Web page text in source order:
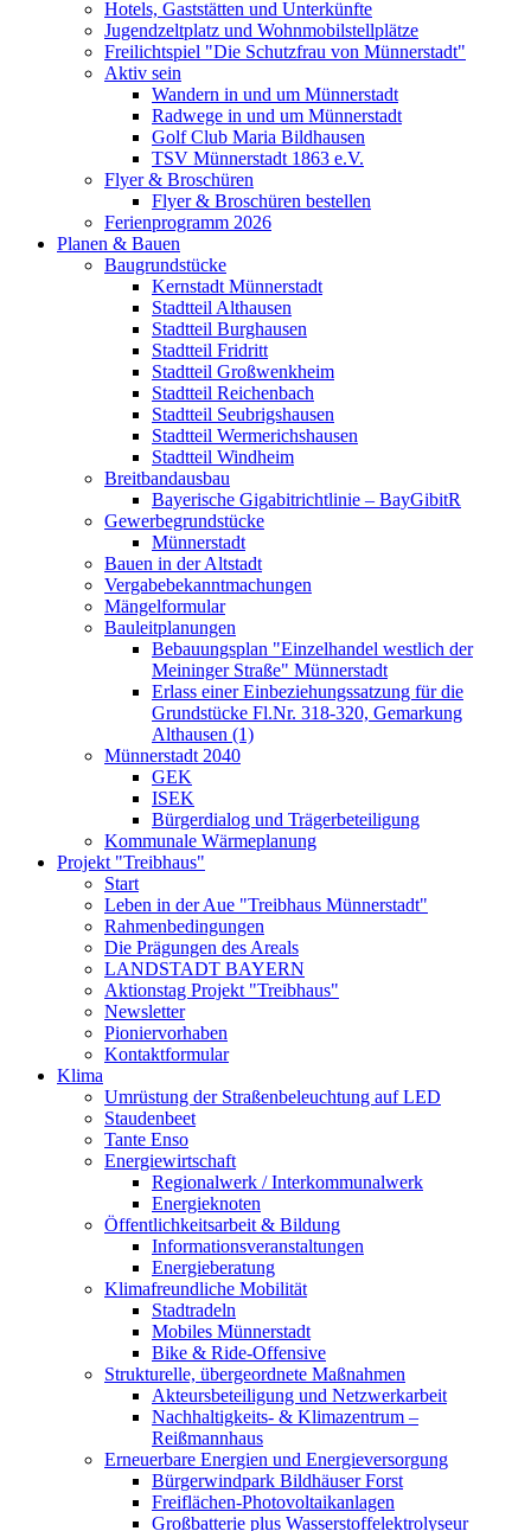
Hotels, Gaststätten und Unterkünfte
Jugendzeltplatz und Wohnmobilstellplätze
Freilichtspiel "Die Schutzfrau von Münnerstadt"
Aktiv sein
Wandern in und um Münnerstadt
Radwege in und um Münnerstadt
Golf Club Maria Bildhausen
TSV Münnerstadt 1863 e.V.
Flyer & Broschüren
Flyer & Broschüren bestellen
Ferienprogramm 2026
Planen & Bauen
Baugrundstücke
Kernstadt Münnerstadt
Stadtteil Althausen
Stadtteil Burghausen
Stadtteil Fridritt
Stadtteil Großwenkheim
Stadtteil Reichenbach
Stadtteil Seubrigshausen
Stadtteil Wermerichshausen
Stadtteil Windheim
Breitbandausbau
Bayerische Gigabitrichtlinie – BayGibitR
Gewerbegrundstücke
Münnerstadt
Bauen in der Altstadt
Vergabebekanntmachungen
Mängelformular
Bauleitplanungen
Bebauungsplan "Einzelhandel westlich der
Meininger Straße" Münnerstadt
Erlass einer Einbeziehungssatzung für die
Grundstücke Fl.Nr. 318-320, Gemarkung
Althausen (1)
Münnerstadt 2040
GEK
ISEK
Bürgerdialog und Trägerbeteiligung
Kommunale Wärmeplanung
Projekt "Treibhaus"
Start
Leben in der Aue "Treibhaus Münnerstadt"
Rahmenbedingungen
Die Prägungen des Areals
LANDSTADT BAYERN
Aktionstag Projekt "Treibhaus"
Newsletter
Pioniervorhaben
Kontaktformular
Klima
Umrüstung der Straßenbeleuchtung auf LED
Staudenbeet
Tante Enso
Energiewirtschaft
Regionalwerk / Interkommunalwerk
Energieknoten
Öffentlichkeitsarbeit & Bildung
Informationsveranstaltungen
Energieberatung
Klimafreundliche Mobilität
Stadtradeln
Mobiles Münnerstadt
Bike & Ride-Offensive
Strukturelle, übergeordnete Maßnahmen
Akteursbeteiligung und Netzwerkarbeit
Nachhaltigkeits- & Klimazentrum –
Reißmannhaus
Erneuerbare Energien und Energieversorgung
Bürgerwindpark Bildhäuser Forst
Freiflächen-Photovoltaikanlagen
Großbatterie plus Wasserstoffelektrolyseur